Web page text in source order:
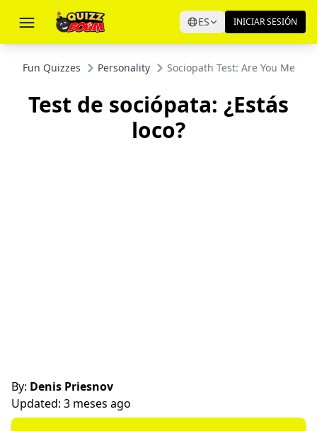
ES INICIAR SESIÓN
Fun Quizzes Personality Sociopath Test: Are You Mental?
Test de sociópata: ¿Estás
loco?
By: Denis Priesnov
Updated: 3 meses ago